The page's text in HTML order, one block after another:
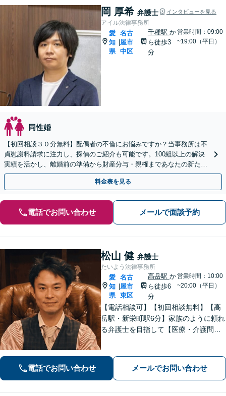
岡 厚希 弁護士 インタビューを見る
アイル法律事務所
愛
知
県
名古
屋市
中区
千種駅 か
ら徒歩3
分
営業時間：09:00
~19:00（平日）
同性婚
【初回相談３０分無料】配偶者の不倫にお悩みですか？当事務所は不
貞慰謝料請求に注力し、探偵のご紹介も可能です。100組以上の解決
実績を活かし、離婚前の準備から財産分与・親権まであなたの新たな
一歩を全力支援。LINE予約も受付中です。
料金表を見る
電話でお問い合わせ メールで面談予約
松山 健 弁護士
たいよう法律事務所
愛
知
県
名古
屋市
東区
高岳駅 か
ら徒歩6
分
営業時間：10:00
~20:00（平日）
【電話相談可】【初回相談無料】【高
岳駅・新栄町駅6分】家族のように頼れ
る弁護士を目指して【医療・介護問
い】不動産は高額な財産が関わる問
題。関連士業と連携し、円滑な解決を
電話でお問い合わせ メールでお問い合わせ